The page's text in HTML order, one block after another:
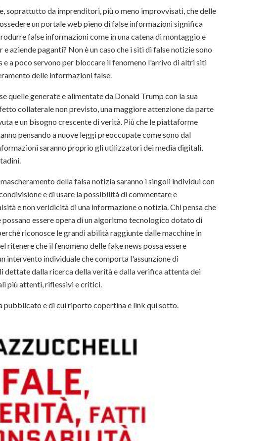
soprattutto da imprenditori, più o meno improvvisati, che delle
un portale web pieno di false informazioni significa
false informazioni come in una catena di montaggio e
paganti? Non è un caso che i siti di false notizie sono
a poco servono per bloccare il fenomeno l'arrivo di altri siti
delle informazioni false.
quelle generate e alimentate da Donald Trump con la sua
collaterale non previsto, una maggiore attenzione da parte
e un bisogno crescente di verità. Più che le piattaforme
pensando a nuove leggi preoccupate come sono dal
saranno proprio gli utilizzatori dei media digitali,
della falsa notizia saranno i singoli individui con
e di usare la possibilità di commentare e
e non veridicità di una informazione o notizia. Chi pensa che
essere opera di un algoritmo tecnologico dotato di
riconosce le grandi abilità raggiunte dalle macchine in
che il fenomeno delle fake news possa essere
intervento individuale che comporta l'assunzione di
dettate dalla ricerca della verità e dalla verifica attenta dei
più attenti, riflessivi e critici.
pubblicato e di cui riporto copertina e link qui sotto.